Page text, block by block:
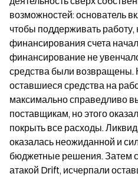
возможностей: основатель
чтобы поддерживать работу,
финансирования счета
финансирование не
средства были возвращены.
оставшиеся средства на
максимально справедливо
поставщикам, но этого
покрыть все расходы.
оказалась неожиданной и
бюджетные решения. Затем
атакой Drift, исчерпали